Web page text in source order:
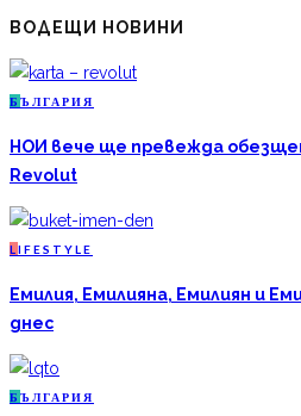
ВОДЕЩИ НОВИНИ
Б ЪЛГАРИЯ
НОИ вече ще превежда
Revolut
L IFESTYLE
Емилия, Емилияна, Емилиян и
днес
Б ЪЛГАРИЯ